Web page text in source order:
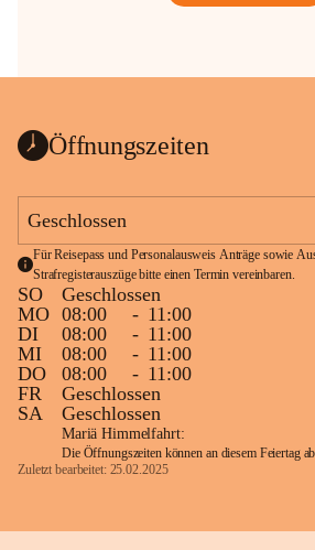
Öffnungszeiten
Geschlossen
Für Reisepass und Personalausweis Anträge sowie
Strafregisterauszüge bitte einen Termin vereinbaren.
SO
Geschlossen
MO 08:00 - 11:00
DI
08:00 - 11:00
MI
08:00 - 11:00
DO
08:00 - 11:00
FR
Geschlossen
SA
Geschlossen
Mariä Himmelfahrt:
Die Öffnungszeiten können an diesem Feiertag
Zuletzt bearbeitet: 25.02.2025